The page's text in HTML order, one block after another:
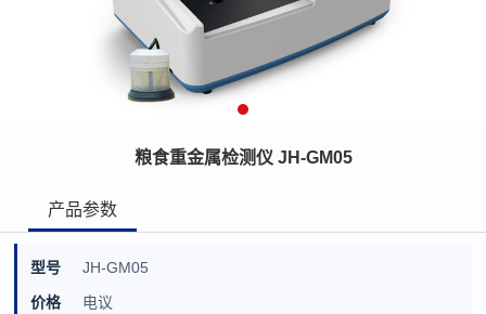
粮食重金属检测仪 JH-GM05
产品参数
型号
JH-GM05
价格
电议